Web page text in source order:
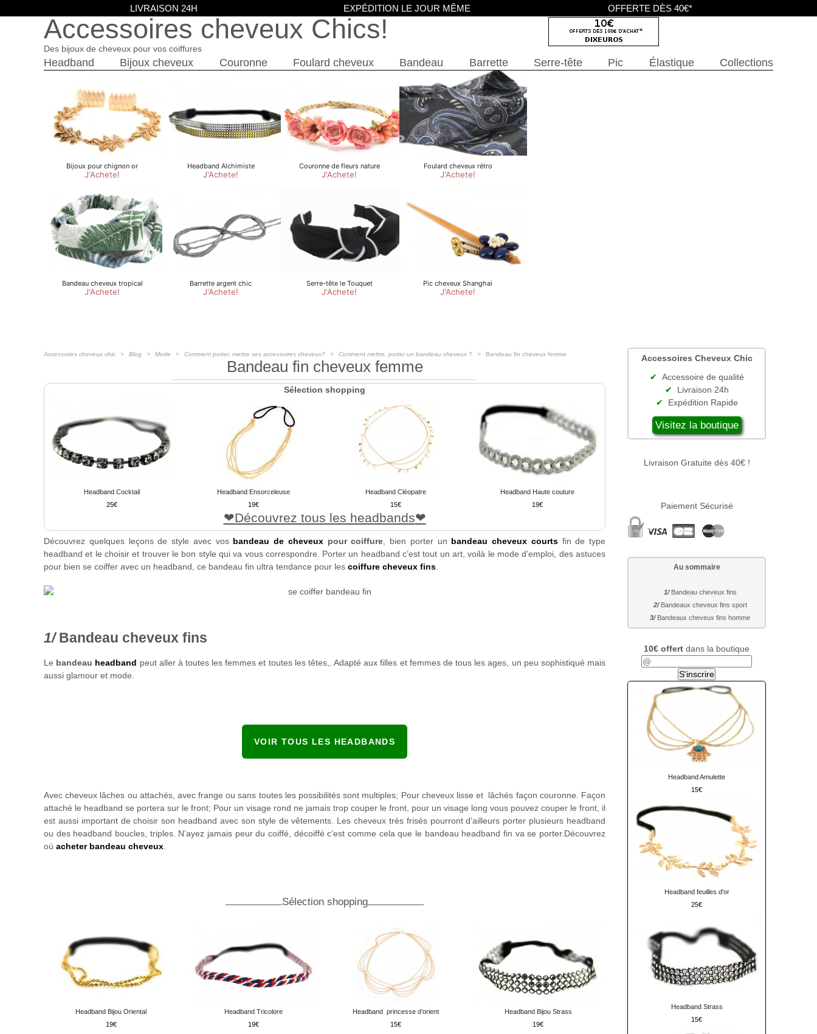
Accessoires cheveux Chics
Des bijoux de cheveux pour vos coiffures
Headband Bijoux cheveux Couronne Foulard cheveux Bandeau Barrette Serre-tête Pic Élastique Collections
Accessoires cheveux chic Blog Mode Comment porter, mettre ses accessoires cheveux? Comment mettre, porter un bandeau cheveux ? Bandeau fin cheveux femme
Bandeau fin cheveux femme
Sélection shopping
Headband Cocktail
25
Headband Ensorceleuse
19
Headband Cléopatre
15
Headband Haute couture
19
Découvrez tous les headbands
Découvrez quelques leçons de style avec vos bandeau de cheveuxpour coiffure , bien porter un bandeau cheveux courtsfin de type
headband et le choisir et trouver le bon style qui va vous correspondre. Porter un headband c’est tout un art, voilà le mode d’emploi, des astuces
pour bien se coiffer avec un headband, ce bandeau fin ultra tendance pour les coiffure cheveux fins
Bandeau cheveux fins
Le bandeau headband peut aller à toutes les femmes et toutes les têtes,. Adapté aux filles et femmes de tous les ages, un peu sophistiqué mais
aussi glamour et mode.
VOIR TOUS LES HEADBANDS
Avec cheveux lâches ou attachés, avec frange ou sans toutes les possibilités sont multiples; Pour cheveux lisse et lâchés façon couronne. Façon
attaché le headband se portera sur le front; Pour un visage rond ne jamais trop couper le front, pour un visage long vous pouvez couper le front, il
est aussi important de choisir son headband avec son style de vêtements. Les cheveux très frisés pourront d’ailleurs porter plusieurs headband
ou des headband boucles, triples. N’ayez jamais peur du coiffé, décoiffé c’est comme cela que le bandeau headband fin va se porter.Découvrez
où acheter bandeau cheveux
Sélection shopping
Headband Bijou Oriental
19
Headband Tricolore
19
Headband princesse d’orient
15
Headband Bijou Strass
19
Accessoires Cheveux Chic
Accessoire de qualité
Livraison 24h
Expédition Rapide
Visitez la boutique
Livraison Gratuite dès 40€ !
Paiement Sécurisé
Au sommaire
Bandeau cheveux fins
Bandeaux cheveux fins sport
Bandeaux cheveux fins homme
10€ offert dans la boutique
Headband Amulette
15
Headband feuilles d'or
25
Headband Strass
15
LIVRAISON 24H EXPÉDITION LE JOUR MÊME OFFERTE DÈS 40€*